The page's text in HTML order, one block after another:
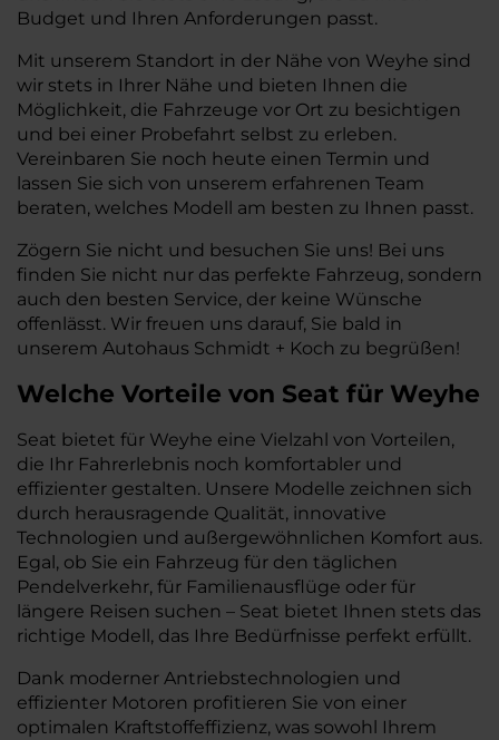
Budget und Ihren Anforderungen passt.
Mit unserem Standort in der Nähe von Weyhe sind
wir stets in Ihrer Nähe und bieten Ihnen die
Möglichkeit, die Fahrzeuge vor Ort zu besichtigen
und bei einer Probefahrt selbst zu erleben.
Vereinbaren Sie noch heute einen Termin und
lassen Sie sich von unserem erfahrenen Team
beraten, welches Modell am besten zu Ihnen passt.
Zögern Sie nicht und besuchen Sie uns! Bei uns
finden Sie nicht nur das perfekte Fahrzeug, sondern
auch den besten Service, der keine Wünsche
offenlässt. Wir freuen uns darauf, Sie bald in
unserem Autohaus Schmidt + Koch zu begrüßen!
Welche Vorteile von Seat für Weyhe
Seat bietet für Weyhe eine Vielzahl von Vorteilen,
die Ihr Fahrerlebnis noch komfortabler und
effizienter gestalten. Unsere Modelle zeichnen sich
durch herausragende Qualität, innovative
Technologien und außergewöhnlichen Komfort aus.
Egal, ob Sie ein Fahrzeug für den täglichen
Pendelverkehr, für Familienausflüge oder für
längere Reisen suchen – Seat bietet Ihnen stets das
richtige Modell, das Ihre Bedürfnisse perfekt erfüllt.
Dank moderner Antriebstechnologien und
effizienter Motoren profitieren Sie von einer
optimalen Kraftstoffeffizienz, was sowohl Ihrem